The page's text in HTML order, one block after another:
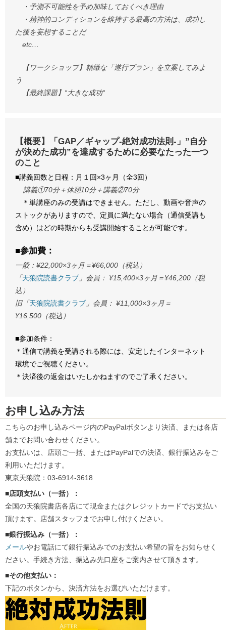
・予測不可能性を予め加味しておくべき理由
・精神的コンディションを維持する最高の方法は、成功し
た後を妄想することだ
etc…
【ワークショップ】精緻な「遂行プラン」を立案してみよ
う
【最終課題】“大きな成功“
【概要】「GAP／ギャップ-絶対成功法則-」”自分
が決めた成功”を達成するために必要なたった一つ
のこと
■講義回数と日程：月１回×3ヶ月（全3回）
講義①70分＋休憩10分＋講義②70分
＊単講座のみの受講はできません。ただし、動画や音声の
ストックがありますので、定員に満たない場合（通信受講も
含め）はどの時期からも受講開始することが可能です。
■参加費：
一般：¥22,000×3ヶ月＝¥66,000（税込）
「天狼院読書クラブ 」会員： ¥15,400×3ヶ月＝¥46,200（税
込）
旧「天狼院読書クラブ 」会員： ¥11,000×3ヶ月＝
¥16,500（税込）
■参加条件：
＊通信で講義を受講される際には、安定したインターネット
環境でご視聴ください。
＊決済後の返金はいたしかねますのでご了承ください。
お申し込み方法
こちらのお申し込みページ内のPayPalボタンより決済、または各店
舗までお問い合わせください。
お支払いは、店頭ご一括、またはPayPalでの決済、銀行振込みをご
利用いただけます。
東京天狼院：03-6914-3618
■店頭支払い（一括）：
全国の天狼院書店各店にて現金またはクレジットカードでお支払い
頂けます。店舗スタッフまでお申し付けください。
■銀行振込み（一括）：
メールやお電話にて銀行振込みでのお支払い希望の旨をお知らせく
ださい。手続き方法、振込み先口座をご案内させて頂きます。
■その他支払い：
下記のボタンから、決済方法をお選びいただけます。